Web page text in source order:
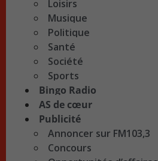
Loisirs
Musique
Politique
Santé
Société
Sports
Bingo Radio
AS de cœur
Publicité
Annoncer sur FM103,3
Concours